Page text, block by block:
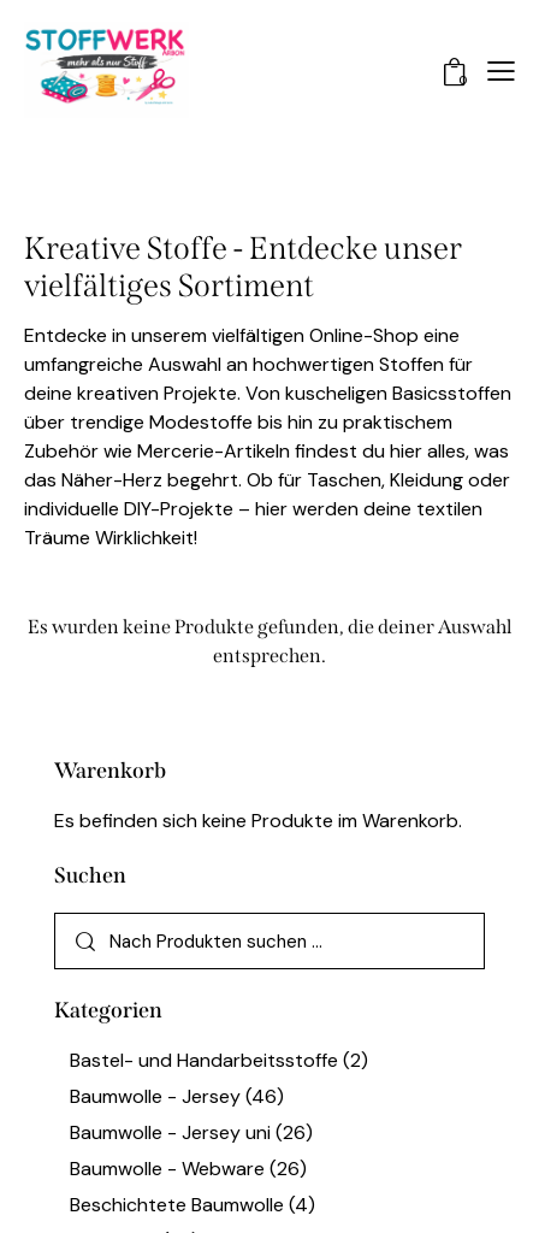
0
Kreative Stoffe - Entdecke unser
vielfältiges Sortiment
Entdecke in unserem vielfältigen Online-Shop eine
umfangreiche Auswahl an hochwertigen Stoffen für
deine kreativen Projekte. Von kuscheligen Basicsstoffen
über trendige Modestoffe bis hin zu praktischem
Zubehör wie Mercerie-Artikeln findest du hier alles, was
das Näher-Herz begehrt. Ob für Taschen, Kleidung oder
individuelle DIY-Projekte – hier werden deine textilen
Träume Wirklichkeit!
Es wurden keine Produkte gefunden, die deiner Auswahl
entsprechen.
Warenkorb
Es befinden sich keine Produkte im Warenkorb.
Suchen
Kategorien
Bastel- und Handarbeitsstoffe (2)
Baumwolle - Jersey (46)
Baumwolle - Jersey uni (26)
Baumwolle - Webware (26)
Beschichtete Baumwolle (4)